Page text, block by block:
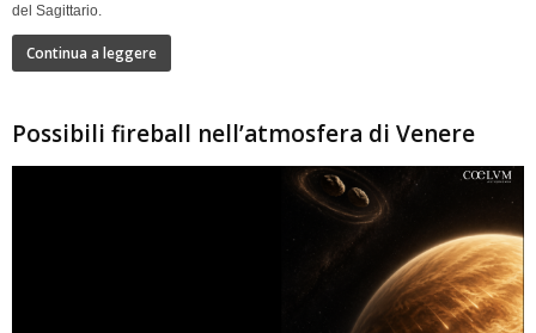
del Sagittario.
Continua a leggere
Possibili fireball nell’atmosfera di Venere